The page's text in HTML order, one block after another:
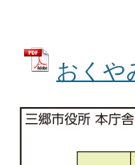
おくや